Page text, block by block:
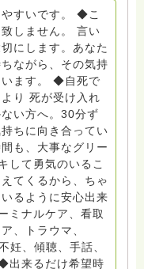
員としても、ケア
】運営 毎月 第１
：
。ご協力をよろしく
り』 ビハーラ和歌
⬇️こちらから
分らしく生きるこ
◆認定NPO
リーフサポート委
すいです。 ◆こ
しません。 言い
にします。あなた
ながら、その気持
います。 ◆自死で
り 死が受け入れ
い方へ。30分ず
ちに向き合ってい
も、大事なグリー
して勇気のいるこ
てくるから、ちゃ
るように安心出来
ミナルケア、看取
、トラウマ、
妊、傾聴、手話、
出来るだけ希望時